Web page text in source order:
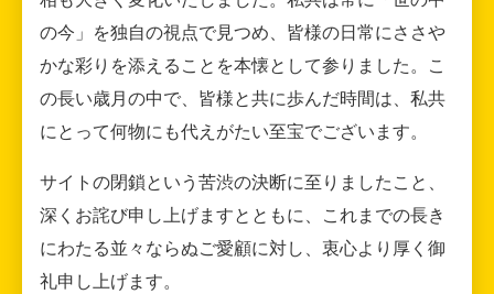
の今」を独自の視点で見つめ、皆様の日常にささや
かな彩りを添えることを本懐として参りました。こ
の長い歳月の中で、皆様と共に歩んだ時間は、私共
にとって何物にも代えがたい至宝でございます。
サイトの閉鎖という苦渋の決断に至りましたこと、
深くお詫び申し上げますとともに、これまでの長き
にわたる並々ならぬご愛顧に対し、衷心より厚く御
礼申し上げます。